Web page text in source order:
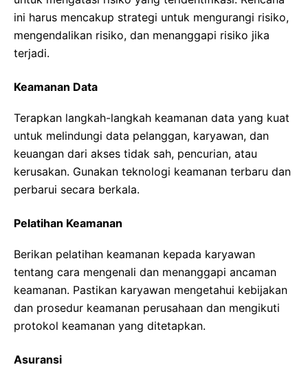
ini harus mencakup strategi untuk mengurangi risiko,
mengendalikan risiko, dan menanggapi risiko jika
terjadi.
Keamanan Data
Terapkan langkah-langkah keamanan data yang kuat
untuk melindungi data pelanggan, karyawan, dan
keuangan dari akses tidak sah, pencurian, atau
kerusakan. Gunakan teknologi keamanan terbaru dan
perbarui secara berkala.
Pelatihan Keamanan
Berikan pelatihan keamanan kepada karyawan
tentang cara mengenali dan menanggapi ancaman
keamanan. Pastikan karyawan mengetahui kebijakan
dan prosedur keamanan perusahaan dan mengikuti
protokol keamanan yang ditetapkan.
Asuransi